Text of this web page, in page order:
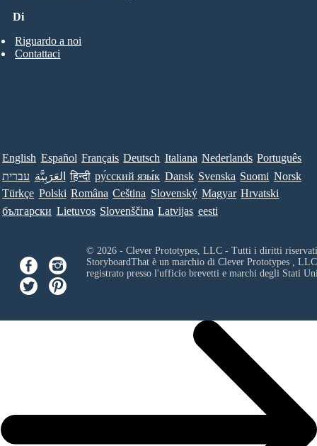
Di
Riguardo a noi
Contattaci
English Español Français Deutsch Italiana Nederlands Português
עברית العَرَبِيَّة हिन्दी ру́сский язы́к Dansk Svenska Suomi Norsk
Türkçe Polski Româna Ceština Slovenský Magyar Hrvatski
български Lietuvos Slovenščina Latvijas eesti
© 2026 - Clever Prototypes, LLC - Tutti i diritti
StoryboardThat è un marchio di Clever Prototypes , LLC
registrato presso l'ufficio brevetti e marchi degli Stati